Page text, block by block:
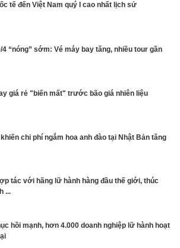
tế đến Việt Nam quý I cao nhất lịch sử
4 “nóng” sớm: Vé máy bay tăng, nhiều tour gần
giá rẻ "biến mất" trước bão giá nhiên liệu
chi phí ngắm hoa anh đào tại Nhật Bản tăng
tác với hãng lữ hành hàng đầu thế giới, thúc
...
hồi mạnh, hơn 4.000 doanh nghiệp lữ hành hoạt